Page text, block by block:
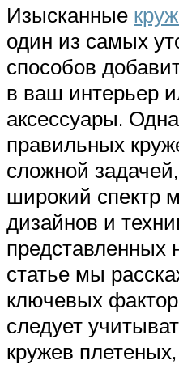
Изысканные
один из самых
способов
в ваш интерьер
аксессуары.
правильных
сложной
широкий спектр
дизайнов и
представленных
статье мы
ключевых
следует
кружев